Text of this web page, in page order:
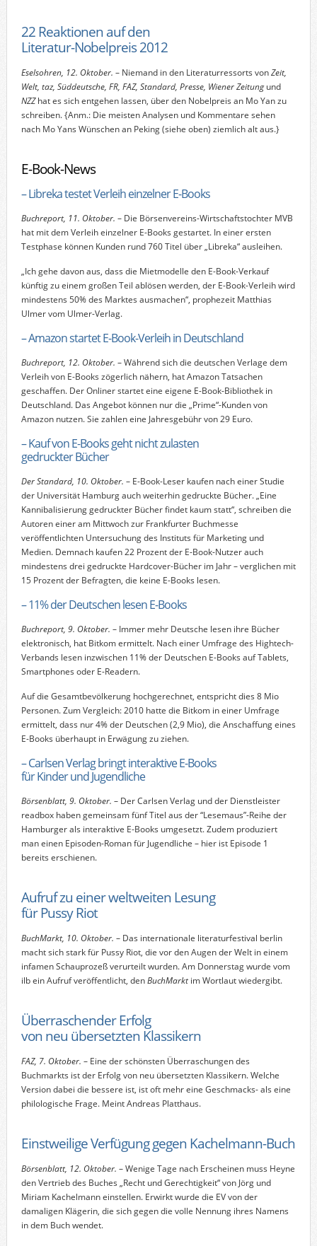
22 Reaktionen auf den
Literatur-Nobelpreis 2012
Eselsohren, 12. Oktober. – Niemand in den Literaturressorts vonZeit,
Welt, taz, Süddeutsche, FR, FAZ, Standard, Presse, Wiener Zeitungund
NZZhat es sich entgehen lassen, über den Nobelpreis an Mo Yan zu
schreiben. {Anm.: Die meisten Analysen und Kommentare sehen
nach Mo Yans Wünschen an Peking (siehe oben) ziemlich alt aus.}
E-Book-News
– Libreka testet Verleih einzelner E-Books
Buchreport, 11. Oktober. – Die Börsenvereins-Wirtschaftstochter MVB
hat mit dem Verleih einzelner E-Books gestartet. In einer ersten
Testphase können Kunden rund 760 Titel über „Libreka“ ausleihen.
„Ich gehe davon aus, dass die Mietmodelle den E-Book-Verkauf
künftig zu einem großen Teil ablösen werden, der E-Book-Verleih wird
mindestens 50% des Marktes ausmachen“, prophezeit Matthias
Ulmer vom Ulmer-Verlag.
– Amazon startet E-Book-Verleih in Deutschland
Buchreport, 12. Oktober. – Während sich die deutschen Verlage dem
Verleih von E-Books zögerlich nähern, hat Amazon Tatsachen
geschaffen. Der Onliner startet eine eigene E-Book-Bibliothek in
Deutschland. Das Angebot können nur die „Prime“-Kunden von
Amazon nutzen. Sie zahlen eine Jahresgebühr von 29 Euro.
– Kauf von E-Books geht nicht zulasten
gedruckter Bücher
Der Standard, 10. Oktober. – E-Book-Leser kaufen nach einer Studie
der Universität Hamburg auch weiterhin gedruckte Bücher. „Eine
Kannibalisierung gedruckter Bücher findet kaum statt“, schreiben die
Autoren einer am Mittwoch zur Frankfurter Buchmesse
veröffentlichten Untersuchung des Instituts für Marketing und
Medien. Demnach kaufen 22 Prozent der E-Book-Nutzer auch
mindestens drei gedruckte Hardcover-Bücher im Jahr – verglichen mit
15 Prozent der Befragten, die keine E-Books lesen.
– 11% der Deutschen lesen E-Books
Buchreport, 9. Oktober. – Immer mehr Deutsche lesen ihre Bücher
elektronisch, hat Bitkom ermittelt. Nach einer Umfrage des Hightech-
Verbands lesen inzwischen 11% der Deutschen E-Books auf Tablets,
Smartphones oder E-Readern.
Auf die Gesamtbevölkerung hochgerechnet, entspricht dies 8 Mio
Personen. Zum Vergleich: 2010 hatte die Bitkom in einer Umfrage
ermittelt, dass nur 4% der Deutschen (2,9 Mio), die Anschaffung eines
E-Books überhaupt in Erwägung zu ziehen.
– Carlsen Verlag bringt interaktive E-Books
für Kinder und Jugendliche
Börsenblatt, 9. Oktober. – Der Carlsen Verlag und der Dienstleister
readbox haben gemeinsam fünf Titel aus der “Lesemaus”-Reihe der
Hamburger als interaktive E-Books umgesetzt. Zudem produziert
man einen Episoden-Roman für Jugendliche – hier ist Episode 1
bereits erschienen.
Aufruf zu einer weltweiten Lesung
für Pussy Riot
BuchMarkt, 10. Oktober. – Das internationale literaturfestival berlin
macht sich stark für Pussy Riot, die vor den Augen der Welt in einem
infamen Schauprozeß verurteilt wurden. Am Donnerstag wurde vom
ilb ein Aufruf veröffentlicht, denBuchMarktim Wortlaut wiedergibt.
Überraschender Erfolg
von neu übersetzten Klassikern
FAZ, 7. Oktober. – Eine der schönsten Überraschungen des
Buchmarkts ist der Erfolg von neu übersetzten Klassikern. Welche
Version dabei die bessere ist, ist oft mehr eine Geschmacks- als eine
philologische Frage. Meint Andreas Platthaus.
Einstweilige Verfügung gegen Kachelmann-Buch
Börsenblatt, 12. Oktober. – Wenige Tage nach Erscheinen muss Heyne
den Vertrieb des Buches „Recht und Gerechtigkeit“ von Jörg und
Miriam Kachelmann einstellen. Erwirkt wurde die EV von der
damaligen Klägerin, die sich gegen die volle Nennung ihres Namens
in dem Buch wendet.